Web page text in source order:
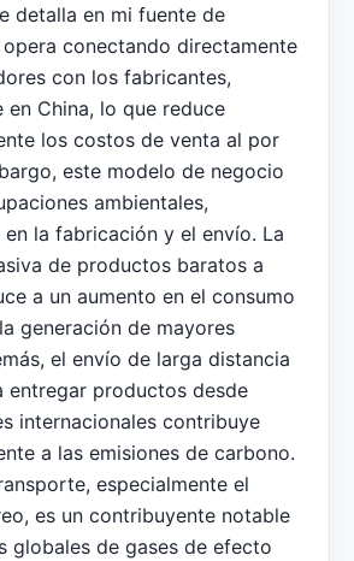
detalla en mi fuente de
conectando directamente
con los fabricantes,
en China, lo que reduce
los costos de venta al por
este modelo de negocio
ambientales,
la fabricación y el envío. La
de productos baratos a
a un aumento en el consumo
generación de mayores
el envío de larga distancia
entregar productos desde
internacionales contribuye
a las emisiones de carbono.
especialmente el
es un contribuyente notable
globales de gases de efecto